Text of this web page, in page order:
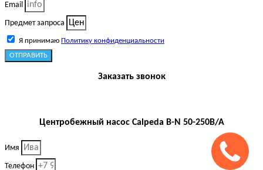
Email
Предмет запроса
Я принимаю Политику конфиденциальности
ОТПРАВИТЬ
Заказать звонок
Центробежный насос Calpeda B-N 50-250B/A
Имя
Телефон